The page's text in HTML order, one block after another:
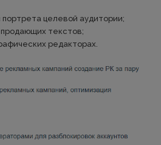
целевой аудитории;
текстов;
редакторах.